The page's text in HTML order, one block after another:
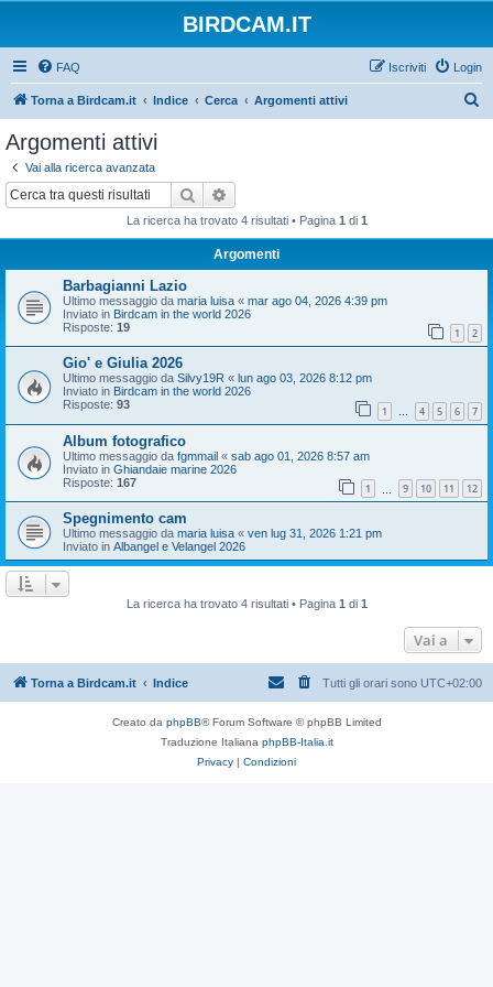
BIRDCAM.IT
FAQ Login
Iscriviti
Torna a Birdcam.it Indice Cerca Argomenti attivi
Argomenti attivi
Vai alla ricerca avanzata
Cerca
La ricerca ha trovato 4 risultati • Pagina 1 di 1
Argomenti
Barbagianni Lazio
Ultimo messaggio da maria luisa « mar ago 04, 2026 4:39 pm
Inviato in Birdcam in the world 2026
Risposte: 19 1 2
Gio' e Giulia 2026
Ultimo messaggio da Silvy19R « lun ago 03, 2026 8:12 pm
Inviato in Birdcam in the world 2026
Risposte: 93 1 … 4 5 6 7
Album fotografico
Ultimo messaggio da fgmmail « sab ago 01, 2026 8:57 am
Inviato in Ghiandaie marine 2026
Risposte: 167 1 9 10 11 12
Spegnimento cam
Ultimo messaggio da maria luisa « ven lug 31, 2026 1:21 pm
Inviato in Albangel e Velangel 2026
La ricerca ha trovato 4 risultati • Pagina 1di 1
Vai a
Torna a Birdcam.it Indice Tutti gli orari sono UTC+02:00
Creato da phpBB® Forum Software © phpBB Limited
Traduzione Italiana phpBB-Italia.it
Privacy
Condizioni